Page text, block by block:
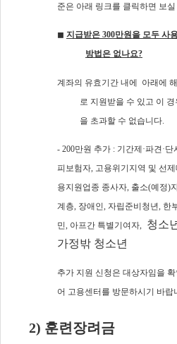
준은 아래 링크를 클릭하면 보
◼ 지급받은 300만원을 모두 사
방법은 없나요?
계좌의 유효기간 내에 아래에
로 지원받을 수 있고 이
을 초과할 수 없습니다.
- 200만원 추가 : 기간제 ·파견 ·단
피보험자, 고용위기지역 및 선
용지원업종 종사자, 출소(예정)
계층, 장애인, 자립준비청년, 한
민, 아프간 특별기여자,
청소
가정밖 청소년
추가 지원 신청은 대상자임을
어 고용센터를 방문하시기 바랍
2) 훈련장려금